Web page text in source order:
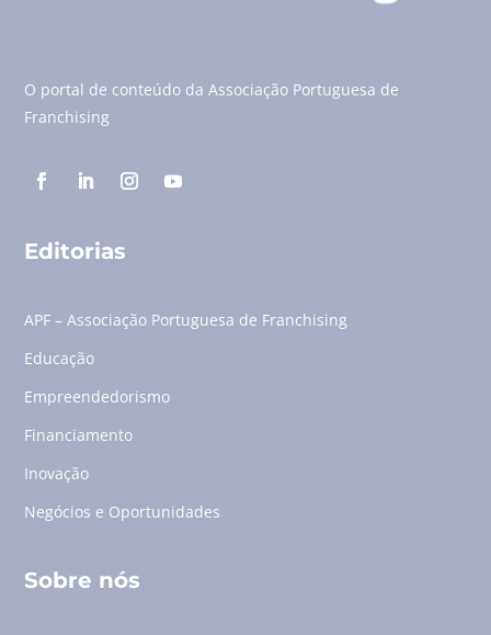
O portal de conteúdo da Associação Portuguesa de
Franchising
Editorias
APF – Associação Portuguesa de Franchising
Educação
Empreendedorismo
Financiamento
Inovação
Negócios e Oportunidades
Sobre nós